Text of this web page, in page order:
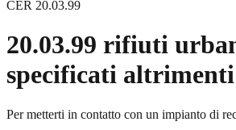
CER 20.03.99
20.03.99 rifiuti
specificati altrimenti
Per metterti in contatto con un impianto di